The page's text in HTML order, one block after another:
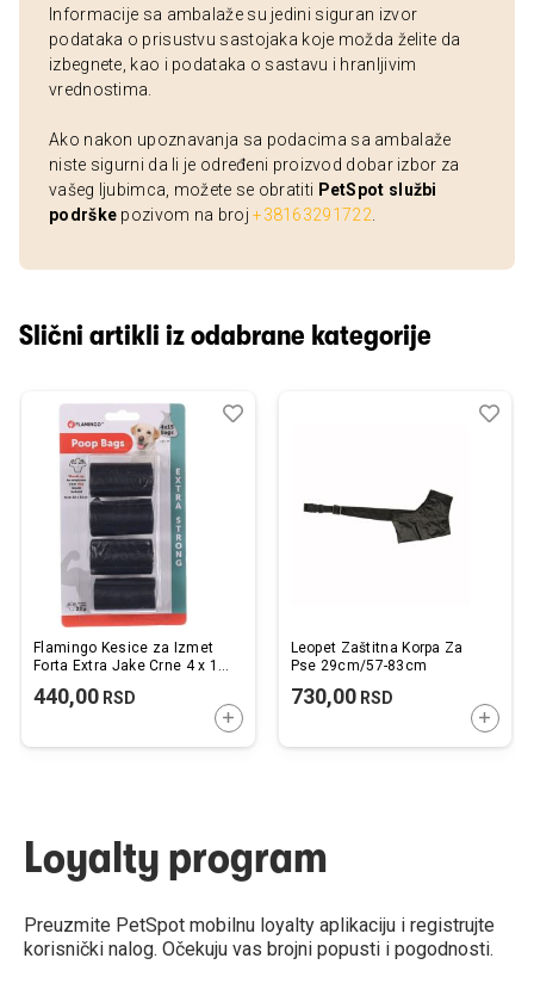
Informacije sa ambalaže su jedini siguran izvor
podataka o prisustvu sastojaka koje možda želite da
izbegnete, kao i podataka o sastavu i hranljivim
vrednostima.
Ako nakon upoznavanja sa podacima sa ambalaže
niste sigurni da li je određeni proizvod dobar izbor za
vašeg ljubimca, možete se obratiti PetSpot službi
podrške pozivom na broj+38163291722
Slični artikli iz odabrane kategorije
Flamingo Kesice za Izmet
Forta Extra Jake Crne 4 x 15
440,00 RSD
DODAJTE U KORPU
Dodaj
Uporedi
Leopet Zaštitna Korpa Za
Pse 29cm/57-83cm
730,00RSD
Loyalty program
Preuzmite PetSpot mobilnu loyalty aplikaciju i registrujte
korisnički nalog. Očekuju vas brojni popusti i pogodnosti.